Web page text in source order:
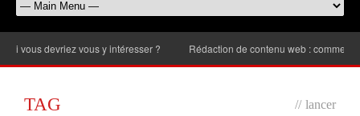
devriez vous y intéresser ? Rédaction de contenu web : comment
TAG // lancer